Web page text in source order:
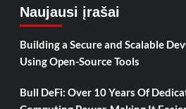
Naujausi įrašai
Building a Secure and Scalable
Using Open-Source Tools
Bull DeFi: Over 10 Years Of